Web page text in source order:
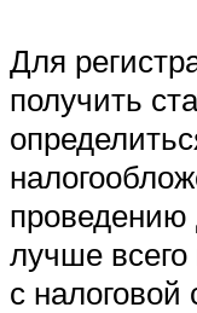
Для
получить
проведению
лучше
с налоговой